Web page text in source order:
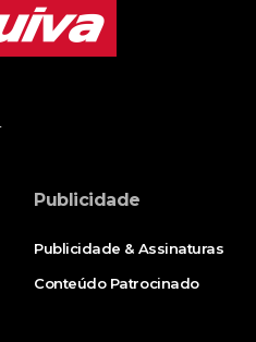
Publicidade
Publicidade & Assinaturas
Conteúdo Patrocinado